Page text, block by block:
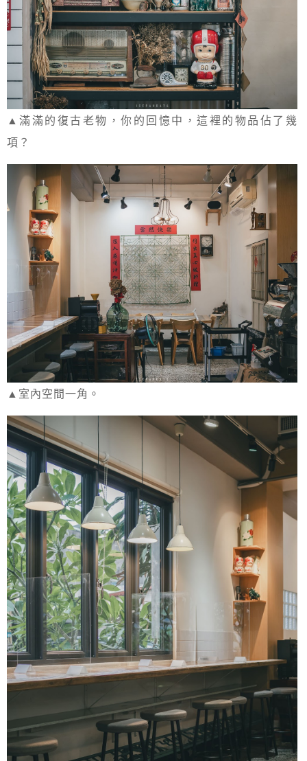
▲滿滿的復古老物，你的回憶中，這裡的物品佔了幾
項？
▲室內空間一角。